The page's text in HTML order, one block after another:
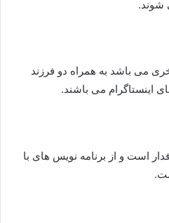
شوند.
می باشد به همراه دو فرزند
اینستاگرام می باشند.
است و از برنامه نویس های با